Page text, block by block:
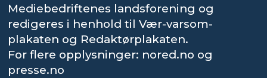
Mediebedriftenes landsforening og
redigeres i henhold til Vær-varsom-
plakaten og Redaktørplakaten.
For flere opplysninger: nored.no og
presse.no